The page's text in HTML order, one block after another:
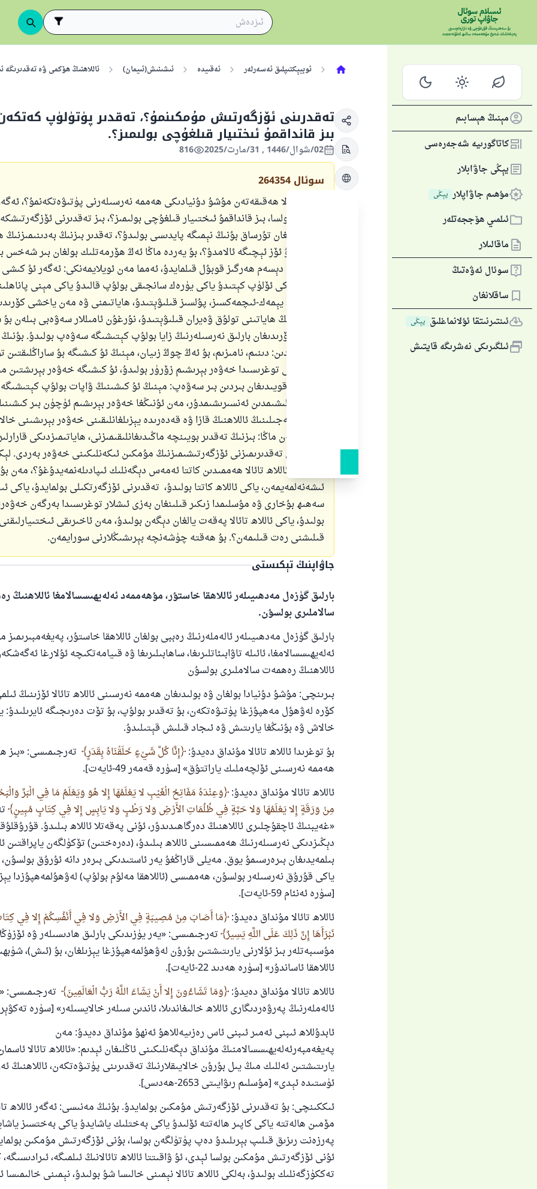
مېنىڭ ھېسابىم
كاتاگورىيە شەجەرەسى
يېڭى جاۋابلار
مۇھىم جاۋاپلار يېڭى
ئىلمىي ھۆججەتلەر
ماقالىلار
سوئال ئەۋەتىڭ
ساقلانغان
ئىنتىرنىتقا ئۇلانماغلىق يېڭى
ئىلگىرىكى نەشرىگە قايتىش
ئوبيېكتىپلىق ئەسەرلەر ئەقىيدە ئىشىنىش(ئىيمان) ئاللاھنىڭ ھۆكمى ۋە تەقدىرىگە
تەقدرىنى ئۆزگەرتىش مۇمكىنمۇ؟، تەقدىر پۈتۈلۈپ
بىز قانداقمۇ ئىختىيار قىلغۇچى بولىمىز؟.
02/شوال/1446 , 31/مارت/2025 816
سوئال 264354
ئاللاھ تائالا ھەقىقەتەن مۇشۇ دۇنيادىكى ھەممە نەرسىلەرنى پۈتىۋەتكەنمۇ؟،
شۇنداق بولسا، بىز قانداقمۇ ئىختىيار قىلغۇچى بولىمىز؟، بىز تەقدىرنى
بولالمايدىغان تۇرساق بۇنىڭ نېمىگە پايدىسى بولىدۇ؟، تەقدىر بىزنىڭ
ئۆلىمىنىمۇ ئۆز ئېچىگە ئالامدۇ؟، بۇ يەردە ماڭا ئەڭ ھۆرمەتلىك بولغان بىر شەخس
بىر ئىشنى دېسەم ھەرگىز قوبۇل قىلمايدۇ، ئەمما مەن ئويلايمەنكى: ئەگەر ئۇ
ئاڭلىسا ياكى ئۆلۈپ كېتىدۇ ياكى يۈرەك سانجىقى بولۇپ قالىدۇ ياكى مېنى
ئورۇنسىز، يېمەك-ئىچمەكسىز، پۇلسىز قىلىۋېتىدۇ، ھاياتىمنى ۋە مەن ياخشى
كىشىلەرنىڭ ھاياتىنى تولۇق ۋەيران قىلىۋېتىدۇ، نۇرغۇن ئامىللار سەۋەبى
ياخشى كۆرىدىغان بارلىق نەرسىلەرنىڭ زايا بولۇپ كېتىشىگە سەۋەپ بولىدۇ. بۇنىڭ
جۈملىسىدىن: دىنىم، نامىزىم، بۇ ئەڭ چوڭ زىيان، مېنىڭ ئۇ كىشىگە بۇ
كېرەكلىكى توغرىسىدا خەۋەر بېرىشىم زۆرۈر بولىدۇ، ئۇ كىشىگە خەۋەر بېرىشتىن
چەكلەپ قويىدىغان بىردىن بىر سەۋەپ: مېنىڭ ئۇ كىشىنىڭ ۋاپات بولۇپ
بولۇپ قىلىشىمدىن ئەنسىرىشىمدۇر، مەن ئۇنىڭغا خەۋەر بېرىشىم ئۈچۈن بىر
ئۆزىنىڭ ئەجىلىنىڭ ئاللاھنىڭ قازا ۋە قەدەرىدە يېزىلغانلىقىنى خەۋەر بېرىشىنى
ھەممەيلەن ماڭا: بىزنىڭ تەقدىر بويىنچە ماڭىدىغانلىقىمىزنى، ھاياتىمىزدىكى
ئارىسىدىن تەقدىرىمىزنى ئۆزگەرتىشىمىزنىڭ مۇمكىن ئىكەنلىكىنى خەۋەر بەردى.
سۆزدىن: ئاللاھ تائالا ھەممىدىن كاتتا ئەمەس دېگەنلىك ئىپادىلەنمەيدۇغۇ؟، مەن
ئىشەنەلمەيمەن، ياكى ئاللاھ كاتتا بولىدۇ، تەقدىرنى ئۆزگەرتكىلى بولمايدۇ، ياكى
سەھىھ بۇخارى ۋە مۇسلىمدا زىكىر قىلىنغان بەزى ئىشلار توغرىسىدا بەرگەن
بولىدۇ، ياكى ئاللاھ تائالا پەقەت يالغان دېگەن بولىدۇ، مەن ئاخىرىقى
قىلىشنى رەت قىلىمەن؟. بۇ ھەقتە چۈشەنچە بېرىشىڭلارنى سورايمەن.
جاۋاپنىڭ تېكىستى
بارلىق گۈزەل مەدھىيىلەر ئاللاھقا خاستۇر، مۇھەممەد ئەلەيھىسسالامغا ئاللاھنىڭ
سالاملىرى بولسۇن.
بارلىق گۈزەل مەدھىيىلەر ئالەملەرنىڭ رەببى بولغان ئاللاھقا خاستۇر،
ئەلەيھىسسالامغا، ئائىلە تاۋابىئاتلىرىغا، ساھابىلىرىغا ۋە قىيامەتكىچە ئۇلارغا
ئاللاھنىڭ رەھمەت سالاملىرى بولسۇن
بىرىنچى: مۇشۇ دۇنيادا بولغان ۋە بولىدىغان ھەممە نەرسىنى ئاللاھ تائالا ئۆزىنىڭ
كۆرە لەۋھۇل مەھپۇزغا پۈتىۋەتكەن، بۇ تەقدىر بولۇپ، بۇ تۆت دەرىجىگە ئايرىلىدۇ:
خالاش ۋە بۇنىڭغا يارىتىش ۋە ئىجاد قىلىش قېتىلىدۇ.
بۇ توغرىدا ئاللاھ تائالا مۇنداق دەيدۇ: إِنَّا كُلَّ شَيْءٍ خَلَقْنَاهُ بِقَدَرٍ تەرجىمىسى: «بىز
ھەممە نەرسىنى ئۆلچەملىك ياراتتۇق» [سۈرە قەمەر 49-ئايەت].
ئاللاھ تائالا مۇنداق دەيدۇ: وَعِنْدَهُ مَفَاتِحُ الْغَيْبِ لا يَعْلَمُهَا إِلا هُوَ وَيَعْلَمُ مَا فِي الْبَرِّ
مِنْ وَرَقَةٍ إِلا يَعْلَمُهَا وَلا حَبَّةٍ فِي ظُلُمَاتِ الأَرْضِ وَلا رَطْبٍ وَلا يَابِسٍ إِلا فِي كِتَابٍ مُبِينٍ
«غەيبنىڭ ئاچقۇچلىرى ئاللاھنىڭ دەرگاھىدىدۇر، ئۇنى پەقەتلا ئاللاھ بىلىدۇ.
دېڭىزدىكى نەرسىلەرنىڭ ھەممىسىنى ئاللاھ بىلىدۇ، (دەرەختىن) تۆكۈلگەن ياپراقتىن
بىلمەيدىغان بىرەرسىمۇ يوق. مەيلى قاراڭغۇ يەر ئاستىدىكى بىرەر دانە ئۇرۇق
ياكى قۇرۇق نەرسىلەر بولسۇن، ھەممىسى (ئاللاھقا مەلۇم بولۇپ) لەۋھۇلمەھپۇزدا
[سۈرە ئەنئام 59-ئايەت].
ئاللاھ تائالا مۇنداق دەيدۇ: مَا أَصَابَ مِنْ مُصِيبَةٍ فِي الأَرْضِ وَلا فِي أَنْفُسِكُمْ إِلا فِي
نَبْرَأَهَا إِنَّ ذَلِكَ عَلَى اللَّهِ يَسِيرٌ تەرجىمىسى: «يەر يۈزىدىكى بارلىق ھادىسىلەر ۋە
مۇسىبەتلەر بىز ئۇلارنى يارىتىشتىن بۇرۇن لەۋھۇلمەھپۇزغا يېزىلغان، بۇ (ئىش)،
ئاللاھقا ئاساندۇر» [سۈرە ھەدىد 22-ئايەت].
ئاللاھ تائالا مۇنداق دەيدۇ: وَمَا تَشَاءُونَ إِلا أَنْ يَشَاءَ اللَّهُ رَبُّ الْعَالَمِينَ
تەرجىمىسى:
ئالەملەرنىڭ پەرۋەردىگارى ئاللاھ خالىغاندىلا، ئاندىن سىلەر خالايسىلەر» [سۈرە تەكۋېر 29-ئايەت].
ئابدۇللاھ ئىبنى ئەمىر ئىبنى ئاس رەزىيەللاھۇ ئەنھۇ مۇنداق دەيدۇ: مەن
پەيغەمبەرئەلەيھىسسالامنىڭ مۇنداق دېگەنلىكىنى ئاڭلىغان ئېدىم: «ئاللاھ تائالا
يارىتىشتىن ئەللىك مىڭ يىل بۇرۇن خالايىقلارنىڭ تەقدىرىنى پۈتىۋەتكەن،
ئۈستىدە ئېدى» [مۇسلىم رىۋايىتى 2653-ھەدىس].
ئىككىنچى: بۇ تەقدىرنى ئۆزگەرتىش مۇمكىن بولمايدۇ. بۇنىڭ مەنىسى: ئەگەر ئاللاھ
مۆمىن ھالەتتە ياكى كاپىر ھالەتتە ئۆلىدۇ ياكى بەختلىك ياشايدۇ ياكى بەختسىز
پەرزەنت رىزىق قىلىپ بېرىلىدۇ دەپ پۈتۈلگەن بولسا، بۇنى ئۆزگەرتىش مۇمكىن
ئۇنى ئۆزگەرتىش مۇمكىن بولسا ئېدى، ئۇ ۋاقىتتا ئاللاھ تائالانىڭ ئىلمىگە، ئىرادىسىگە،
تەككۈزگەنلىك بولىدۇ، بەلكى ئاللاھ تائالا نېمىنى خالىسا شۇ بولىدۇ، نېمىنى خالىمىسا